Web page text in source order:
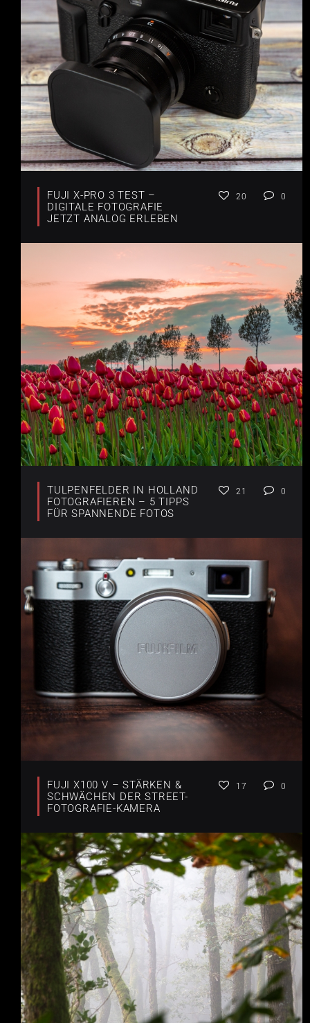
FUJI X-PRO 3 TEST –
DIGITALE FOTOGRAFIE
JETZT ANALOG ERLEBEN
20 0
TULPENFELDER IN HOLLAND
FOTOGRAFIEREN – 5 TIPPS
FÜR SPANNENDE FOTOS
21 0
FUJI X100 V – STÄRKEN &
SCHWÄCHEN DER STREET-
FOTOGRAFIE-KAMERA
17 0